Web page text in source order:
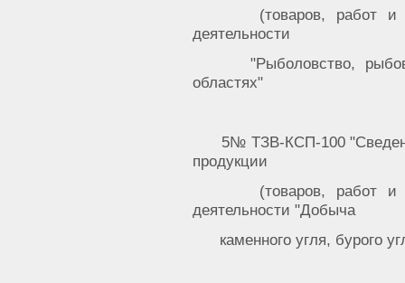
(товаров, работ
деятельности
"Рыболовство,
областях"
5№ ТЗВ-КСП-100
продукции
(товаров, работ
деятельности "Добыча
каменного угля, бурого